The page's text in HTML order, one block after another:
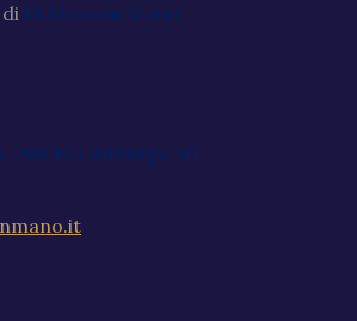
Di Mano in Mano
20040 Cambiago MI